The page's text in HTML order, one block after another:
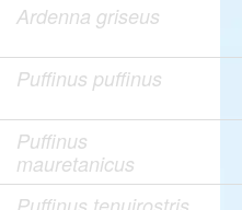
Ardenna griseus
Puffinus puffinus
Puffinus
mauretanicus